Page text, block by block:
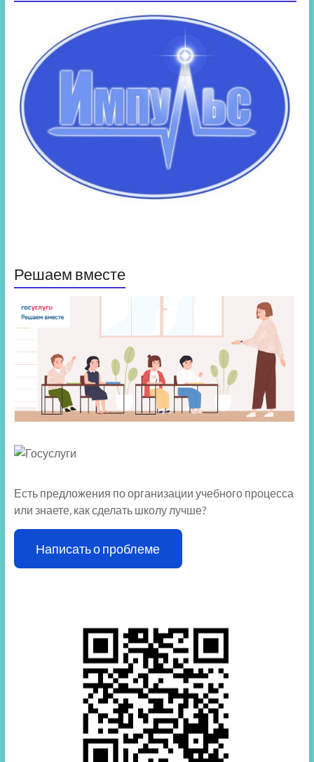
Решаем вместе
Есть предложения по организации учебного процесса
или знаете, как сделать школу лучше?
Написать о проблеме